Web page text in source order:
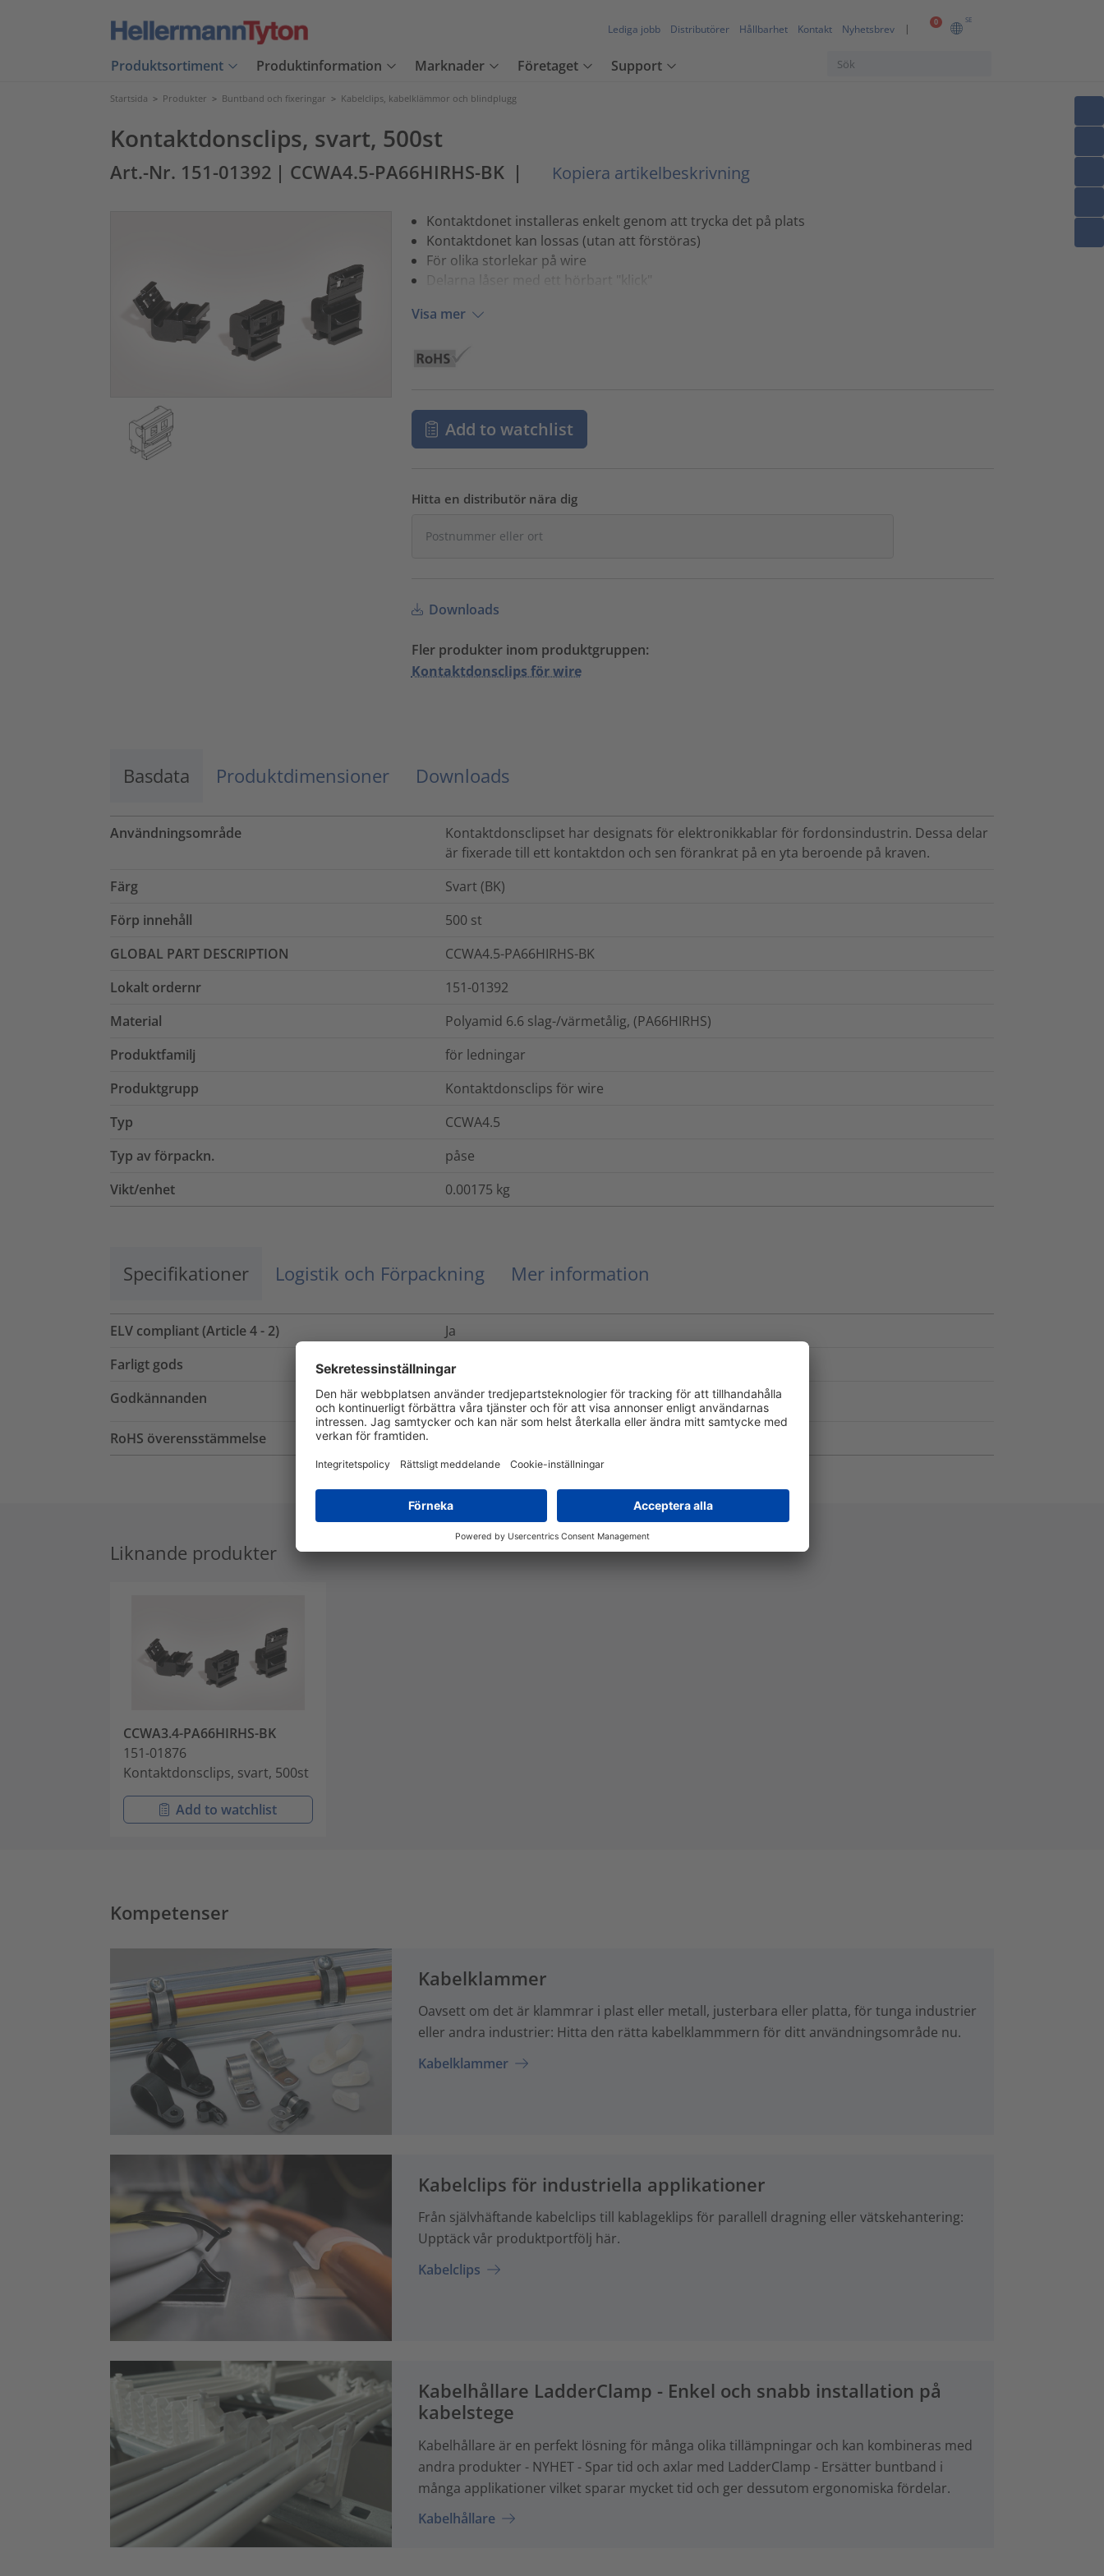
0 SE
Lediga jobb Distributörer Hållbarhet Kontakt Nyhetsbrev
Produktsortiment Produktinformation Marknader Företaget Support
Startsida > Produkter > Buntband och fixeringar > Kabelclips, kabelklämmor och blindplugg
Kontaktdonsclips, svart, 500st
Art.-Nr. 151-01392 | CCWA4.5-PA66HIRHS-BK | Kopiera artikelbeskrivning
Kontaktdonet installeras enkelt genom att trycka det på plats
Kontaktdonet kan lossas (utan att förstöras)
För olika storlekar på wire
Delarna låser med ett hörbart "klick"
Visa mer
Add to watchlist
Hitta en distributör nära dig
Downloads
Fler produkter inom produktgruppen:
Kontaktdonsclips för wire
Basdata Produktdimensioner Downloads
Användningsområde
Kontaktdonsclipset har designats för elektronikkablar för fordonsindustrin. Dessa delar
är fixerade till ett kontaktdon och sen förankrat på en yta beroende på kraven.
Färg
Svart (BK)
Förp innehåll
500 st
GLOBAL PART DESCRIPTION
CCWA4.5-PA66HIRHS-BK
Lokalt ordernr
151-01392
Material
Polyamid 6.6 slag-/värmetålig, (PA66HIRHS)
Produktfamilj
för ledningar
Produktgrupp
Kontaktdonsclips för wire
Typ
CCWA4.5
Typ av förpackn.
påse
Vikt/enhet
0.00175 kg
Specifikationer Logistik och Förpackning Mer information
ELV compliant (Article 4 - 2)
Ja
Farligt gods
Nej
Godkännanden
RoHS överensstämmelse
Liknande produkter
CCWA3.4-PA66HIRHS-BK
151-01876
Kontaktdonsclips, svart, 500st
Add to watchlist
Kompetenser
Kabelklammer
Oavsett om det är klammrar i plast eller metall, justerbara eller platta, för tunga industrier
eller andra industrier: Hitta den rätta kabelklammmern för ditt användningsområde nu.
Kabelklammer
Kabelclips för industriella applikationer
Från självhäftande kabelclips till kablageklips för parallell dragning eller vätskehantering:
Upptäck vår produktportfölj här.
Kabelclips
Kabelhållare LadderClamp - Enkel och snabb installation på
kabelstege
Kabelhållare är en perfekt lösning för många olika tillämpningar och kan kombineras med
andra produkter - NYHET - Spar tid och axlar med LadderClamp - Ersätter buntband i
många applikationer vilket sparar mycket tid och ger dessutom ergonomiska fördelar.
Kabelhållare